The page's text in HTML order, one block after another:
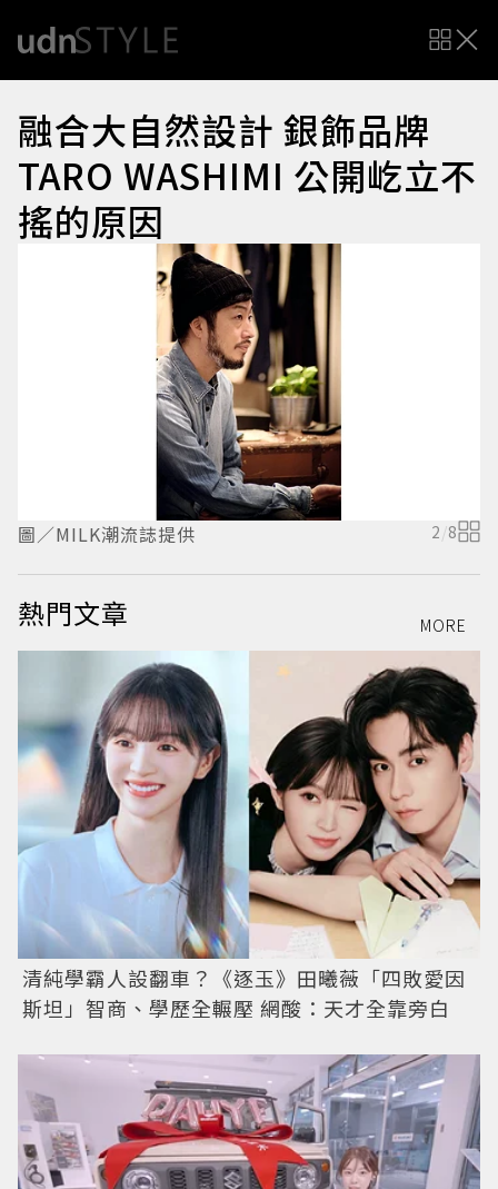
融合大自然設計 銀飾品牌
TARO WASHIMI 公開屹立不
搖的原因
圖／MILK潮流誌提供 2/8
熱門文章 MORE
清純學霸人設翻車？《逐玉》田曦薇「四敗愛因
斯坦」智商、學歷全輾壓 網酸：天才全靠旁白